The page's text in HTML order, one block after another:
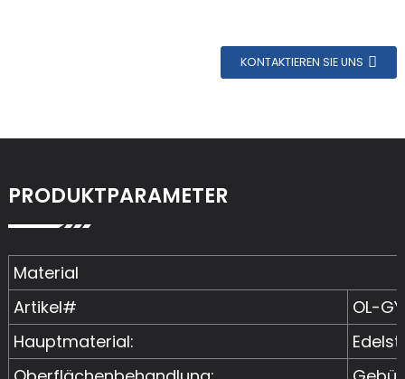
KONTAKTIEREN SIE UNS
PRODUKTPARAMETER
Material
Artikel#
OL-
Hauptmaterial: